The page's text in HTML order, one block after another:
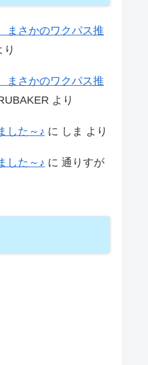
まさかのワクパス推
り
まさかのワクパス推
より
した～♪ に しま より
した～♪ に 通りすが